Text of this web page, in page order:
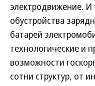
электродвижение.
обустройства
батарей
технологические и
возможности
сотни структур, от